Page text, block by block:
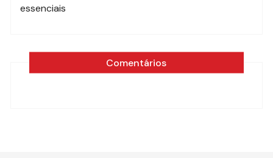
essenciais
Comentários